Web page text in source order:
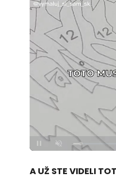
Unmute
A UŽ STE VIDELI